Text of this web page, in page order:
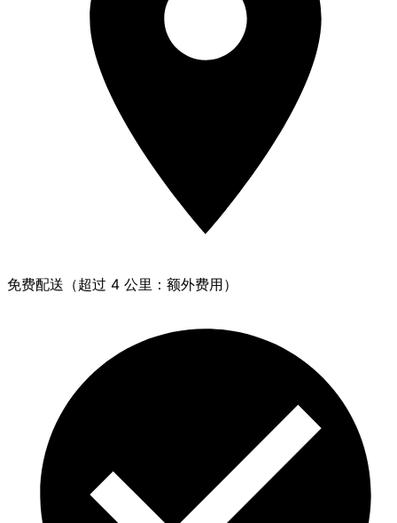
免费配送（超过 4 公里：额外费用）